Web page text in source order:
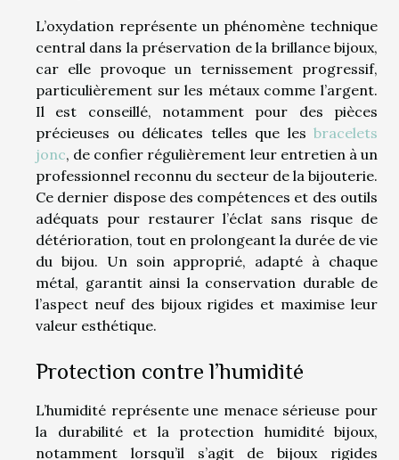
L’oxydation représente un phénomène technique
central dans la préservation de la brillance bijoux,
car elle provoque un ternissement progressif,
particulièrement sur les métaux comme l’argent.
Il est conseillé, notamment pour des pièces
précieuses ou délicates telles que les bracelets
jonc, de confier régulièrement leur entretien à un
professionnel reconnu du secteur de la bijouterie.
Ce dernier dispose des compétences et des outils
adéquats pour restaurer l’éclat sans risque de
détérioration, tout en prolongeant la durée de vie
du bijou. Un soin approprié, adapté à chaque
métal, garantit ainsi la conservation durable de
l’aspect neuf des bijoux rigides et maximise leur
valeur esthétique.
Protection contre l’humidité
L’humidité représente une menace sérieuse pour
la durabilité et la protection humidité bijoux,
notamment lorsqu’il s’agit de bijoux rigides